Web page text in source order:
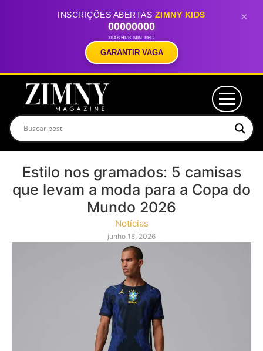
INSCRIÇÕES ABERTAS ZIMNY KIDS
00
DIAS
00
HRS
00
MIN
00
SEG
GARANTIR VAGA
×
Estilo nos gramados: 5 camisas
que levam a moda para a Copa do
Mundo 2026
Notícias
junho 18, 2026